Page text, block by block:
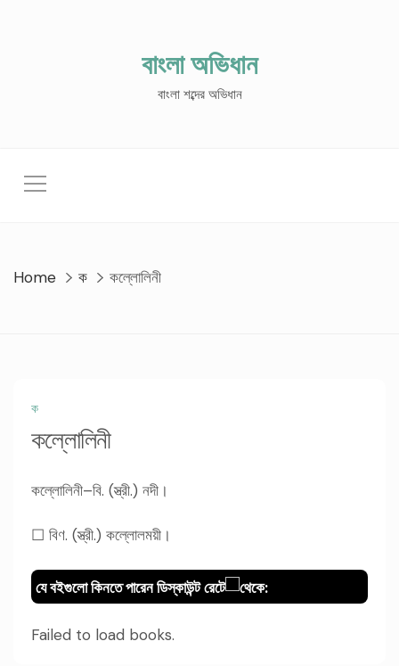
বাংলা অভিধান
বাংলা শব্দের অভিধান
Home ক কল্লোলিনী
ক
কল্লোলিনী
কল্লোলিনী–বি. (স্ত্রী.) নদী।
☐ বিণ. (স্ত্রী.) কল্লোলময়ী।
যে বইগুলো কিনতে পারেন ডিস্কাউন্ট রেটে থেকে:
Failed to load books.